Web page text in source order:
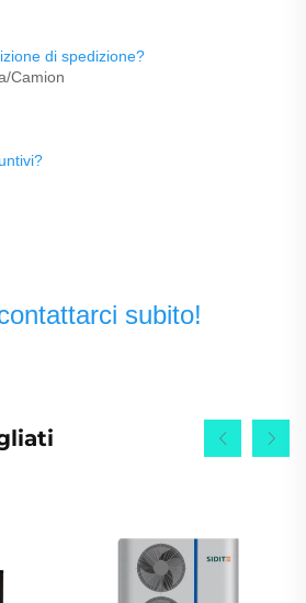
di spedizione?
Camion
subito!